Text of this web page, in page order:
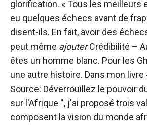
glorification. « Tous les meilleurs
eu quelques échecs avant de
disent-ils. En fait, avoir des
peut même ajouterCrédibilité –
êtes un homme blanc. Pour les
une autre histoire. Dans mon livre
Source: Déverrouillez le pouvoir
sur l'Afrique '', j'ai proposé trois
composent la vision du monde